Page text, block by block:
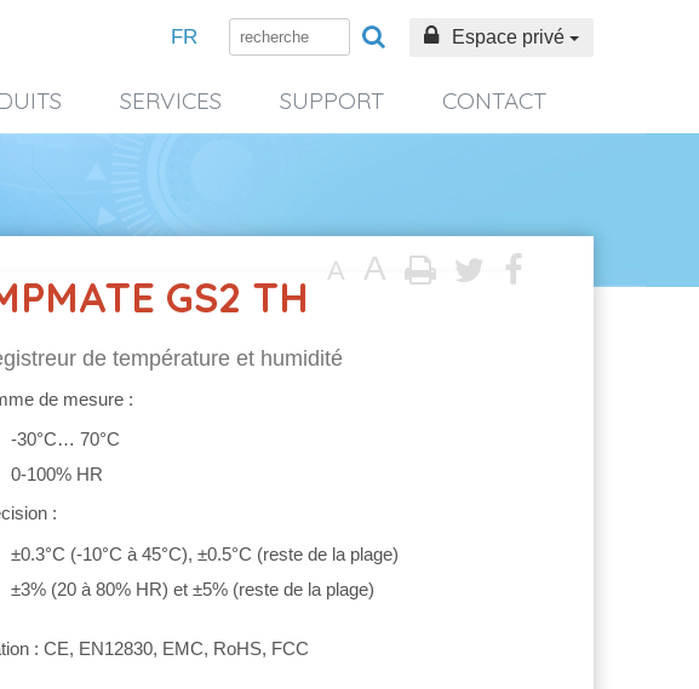
FR Espace privé
SERVICES SUPPORT CONTACT
A A
GS2 TH
de température et humidité
de mesure :
-30°C… 70°C
0-100% HR
:
±0.3°C (-10°C à 45°C), ±0.5°C (reste de la plage)
±3% (20 à 80% HR) et ±5% (reste de la plage)
: CE, EN12830, EMC, RoHS, FCC